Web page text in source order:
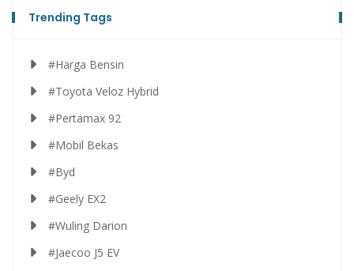
Trending Tags
#Harga Bensin
#Toyota Veloz Hybrid
#Pertamax 92
#Mobil Bekas
#Byd
#Geely EX2
#Wuling Darion
#Jaecoo J5 EV